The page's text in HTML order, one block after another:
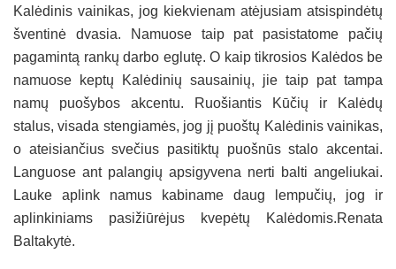
Kalėdinis vainikas, jog kiekvienam atėjusiam atsispindėtų
šventinė dvasia. Namuose taip pat pasistatome pačių
pagamintą rankų darbo eglutę. O kaip tikrosios Kalėdos be
namuose keptų Kalėdinių sausainių, jie taip pat tampa
namų puošybos akcentu. Ruošiantis Kūčių ir Kalėdų
stalus, visada stengiamės, jog jį puoštų Kalėdinis vainikas,
o ateisiančius svečius pasitiktų puošnūs stalo akcentai.
Languose ant palangių apsigyvena nerti balti angeliukai.
Lauke aplink namus kabiname daug lempučių, jog ir
aplinkiniams pasižiūrėjus kvepėtų Kalėdomis.Renata
Baltakytė.